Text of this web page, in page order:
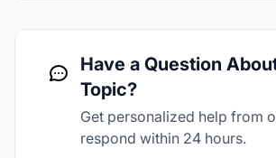
Have a Question
Topic?
Get personalized help from
respond within 24 hours.